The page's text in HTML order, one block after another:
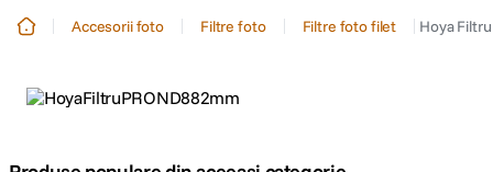
trepied telefon
Accesorii foto Filtre foto Filtre foto filet Hoya